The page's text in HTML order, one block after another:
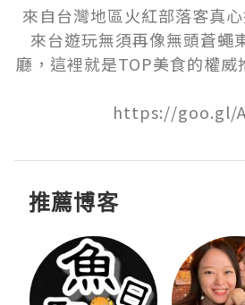
來自台灣地區火紅部落客真
來台遊玩無須再像無頭蒼蠅
廳，這裡就是TOP美食的權
https://goo.gl/
推薦博客